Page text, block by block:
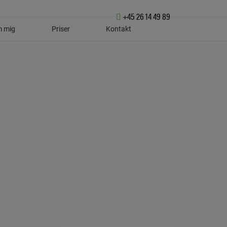
+45 26 14 49 89
mig Priser Kontakt